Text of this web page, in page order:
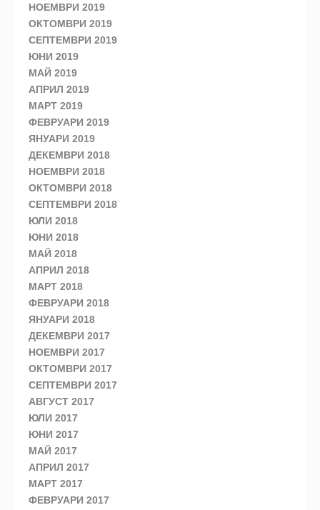
НОЕМВРИ 2019
ОКТОМВРИ 2019
СЕПТЕМВРИ 2019
ЮНИ 2019
МАЙ 2019
АПРИЛ 2019
МАРТ 2019
ФЕВРУАРИ 2019
ЯНУАРИ 2019
ДЕКЕМВРИ 2018
НОЕМВРИ 2018
ОКТОМВРИ 2018
СЕПТЕМВРИ 2018
ЮЛИ 2018
ЮНИ 2018
МАЙ 2018
АПРИЛ 2018
МАРТ 2018
ФЕВРУАРИ 2018
ЯНУАРИ 2018
ДЕКЕМВРИ 2017
НОЕМВРИ 2017
ОКТОМВРИ 2017
СЕПТЕМВРИ 2017
АВГУСТ 2017
ЮЛИ 2017
ЮНИ 2017
МАЙ 2017
АПРИЛ 2017
МАРТ 2017
ФЕВРУАРИ 2017